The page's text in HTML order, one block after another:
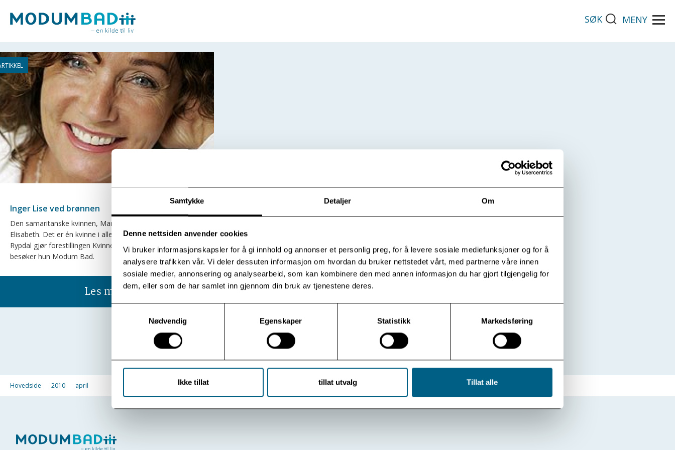
Samtykke Detaljer Om
Denne nettsiden anvender cookies
Vi bruker informasjonskapsler for å gi innhold og annonser et personlig preg, for å levere sosiale mediefunksjoner og for å
analysere trafikken vår. Vi deler dessuten informasjon om hvordan du bruker nettstedet vårt, med partnerne våre innen
sosiale medier, annonsering og analysearbeid, som kan kombinere den med annen informasjon du har gjort tilgjengelig for
dem, eller som de har samlet inn gjennom din bruk av tjenestene deres.
Samtykkevalg
Nødvendig
Egenskaper Statistikk Markedsføring
Ikke tillat tillat utvalg Tillat alle
SØK MENY
Inger Lise ved brønnen
Den samaritanske kvinnen, Maria Magdalena eller
Elisabeth. Det er én kvinne i alle roller når Inger Lise
Rypdal gjør forestillingen Kvinnen ved brønnen. 6. mai
besøker hun Modum Bad.
Les mer
Vis flere Se arkiv
Hovedside 2010 april